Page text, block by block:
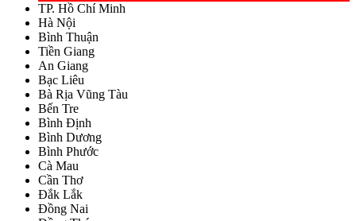
TP. Hồ Chí Minh
Hà Nội
Bình Thuận
Tiền Giang
An Giang
Bạc Liêu
Bà Rịa Vũng Tàu
Bến Tre
Bình Định
Bình Dương
Bình Phước
Cà Mau
Cần Thơ
Đắk Lắk
Đồng Nai